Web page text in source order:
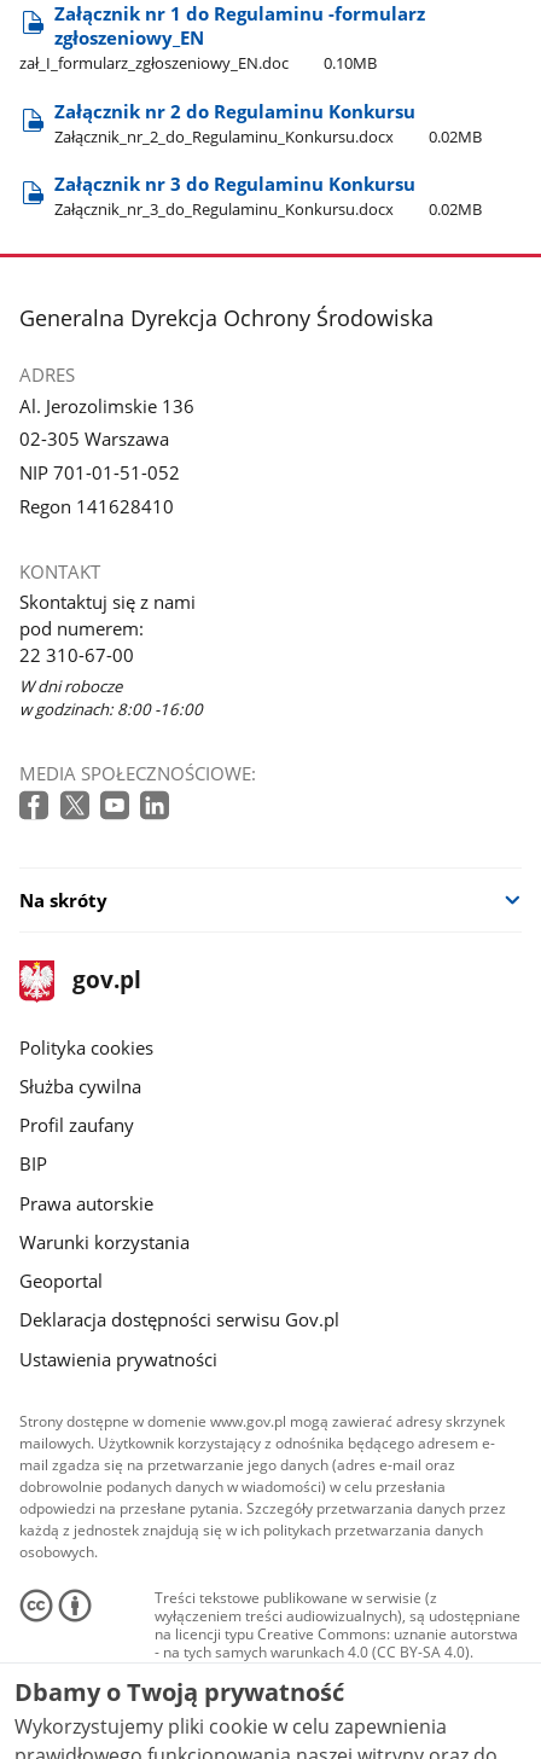
Załącznik nr 1 do Regulaminu -formularz
zgłoszeniowy​_EN
zał​_I​_formularz​_zgłoszeniowy​_EN.doc 0.10MB
Załącznik nr 2 do Regulaminu Konkursu
Załącznik​_nr​_2​_do​_Regulaminu​_Konkursu.docx 0.02MB
Załącznik nr 3 do Regulaminu Konkursu
Załącznik​_nr​_3​_do​_Regulaminu​_Konkursu.docx 0.02MB
stopka
Generalna Dyrekcja Ochrony Środowiska
ADRES
Al. Jerozolimskie 136
02-305 Warszawa
NIP 701-01-51-052
Regon 141628410
KONTAKT
Skontaktuj się z nami
pod numerem:
22 310-67-00
W dni robocze
w godzinach: 8:00 -16:00
MEDIA SPOŁECZNOŚCIOWE:
Na skróty
stopka
gov.pl
Strona
gov.pl
gov.pl
Polityka cookies
Służba cywilna
Profil zaufany
BIP
Prawa autorskie
Warunki korzystania
Geoportal
Deklaracja dostępności serwisu Gov.pl
Ustawienia prywatności
Strony dostępne w domenie www.gov.pl mogą zawierać adresy skrzynek
mailowych. Użytkownik korzystający z odnośnika będącego adresem e-
mail zgadza się na przetwarzanie jego danych (adres e-mail oraz
dobrowolnie podanych danych w wiadomości) w celu przesłania
odpowiedzi na przesłane pytania. Szczegóły przetwarzania danych przez
każdą z jednostek znajdują się w ich politykach przetwarzania danych
osobowych.
Treści tekstowe publikowane w serwisie (z
wyłączeniem treści audiowizualnych), są udostępniane
na licencji typu Creative Commons: uznanie autorstwa
- na tych samych warunkach 4.0 (CC BY-SA 4.0).
Materiały audiowizualne, w tym zdjęcia, materiały
audio i wideo, są udostępniane na licencji typu
Creative Commons: uznanie autorstwa użycie
niekomercyjne - bez utworów zależnych 4.0 (CC BY-
NC-ND 4.0), o ile nie jest to stwierdzone inaczej.
Dbamy o Twoją prywatność
Wykorzystujemy pliki cookie w celu zapewnienia